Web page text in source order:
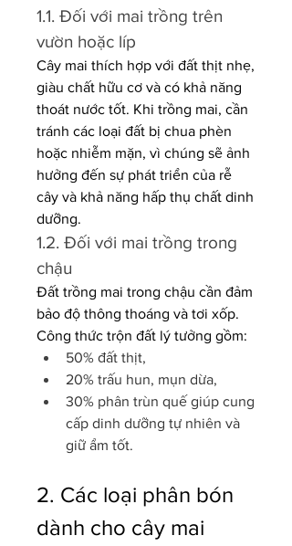
1.1. Đối với mai trồng trên
vườn hoặc líp
Cây mai thích hợp với đất thịt nhẹ,
giàu chất hữu cơ và có khả năng
thoát nước tốt. Khi trồng mai, cần
tránh các loại đất bị chua phèn
hoặc nhiễm mặn, vì chúng sẽ ảnh
hưởng đến sự phát triển của rễ
cây và khả năng hấp thụ chất dinh
dưỡng.
1.2. Đối với mai trồng trong
chậu
Đất trồng mai trong chậu cần đảm
bảo độ thông thoáng và tơi xốp.
Công thức trộn đất lý tưởng gồm:
50% đất thịt,
20% trấu hun, mụn dừa,
30% phân trùn quế giúp cung
cấp dinh dưỡng tự nhiên và
giữ ẩm tốt.
2. Các loại phân bón
dành cho cây mai